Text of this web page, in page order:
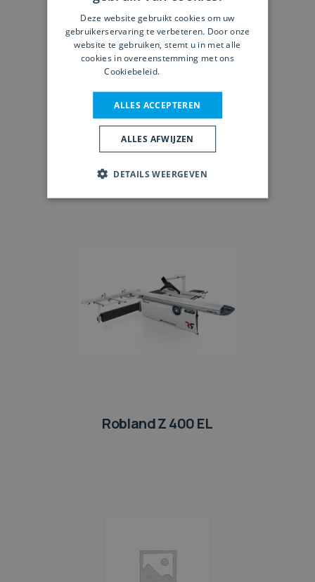
Robland FZ 300 X1
Robland Z 400 EL
Deze website gebruikt cookies om uw
gebruikerservaring te verbeteren. Door onze
website te gebruiken, stemt u in met alle
cookies in overeenstemming met ons
Cookiebeleid.
ALLES ACCEPTEREN
ALLES AFWIJZEN
DETAILS WEERGEVEN